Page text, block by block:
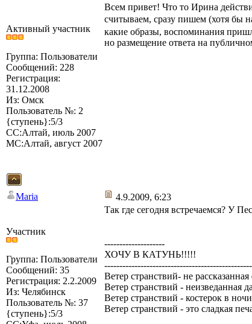
Активный участник
Группа: Пользователи
Сообщений: 228
Регистрация:
31.12.2008
Из: Омск
Пользователь №: 2
{ступень}:5/3
СС:Алтай, июль 2007
МС:Алтай, август 2007
Всем привет! Что то Ирина
считываем, сразу пишем (хотя бы
какие образы, воспоминания
но размещение ответа на
Maria 4.9.2009, 6:23
Участник
Группа: Пользователи
Сообщений: 35
Регистрация: 2.2.2009
Из: Челябинск
Пользователь №: 37
{ступень}:5/3
Так где сегодня встречаемся? У
--------------------
ХОЧУ В КАТУНЬ!!!!!
-------------------------------------------------
Ветер странствий- не рассказанная
Ветер странствий - неизведанная
Ветер странствий - костерок в
Ветер странствий - это сладкая